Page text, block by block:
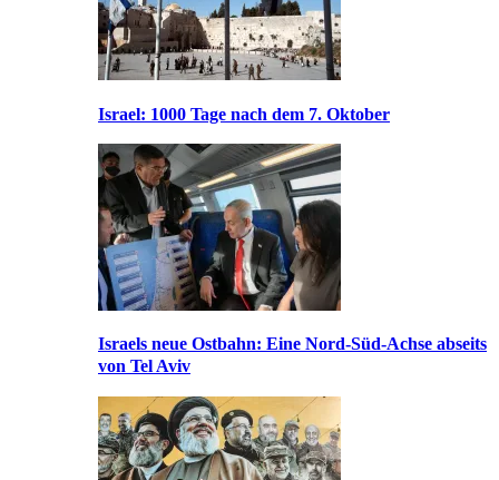
Israel: 1000 Tage nach dem 7. Oktober
Israels neue Ostbahn: Eine Nord-Süd-Achse abseits
von Tel Aviv